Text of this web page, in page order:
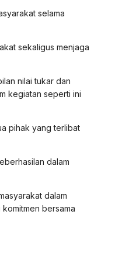
selama
sekaligus menjaga
nilai tukar dan
kegiatan seperti ini
pihak yang terlibat
dalam
dalam
bersama